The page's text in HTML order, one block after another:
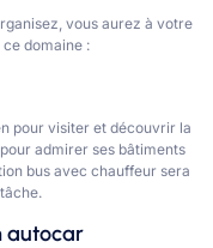
vous aurez à votre
domaine :
pour visiter et découvrir la
admirer ses bâtiments
bus avec chauffeur sera
autocar